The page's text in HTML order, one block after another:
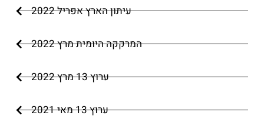
עיתון הארץ אפריל 2022
המרקקה היומית מרץ 2022
ערוץ 13 מרץ 2022
ערוץ 13 מאי 2021